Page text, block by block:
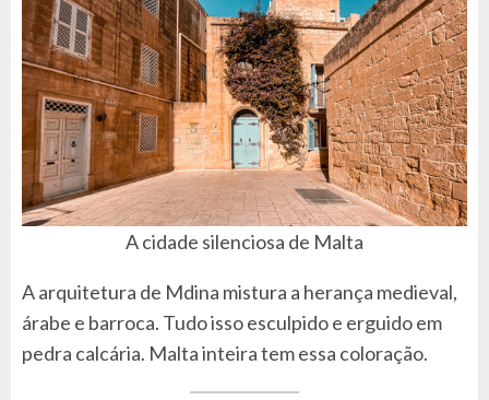
A cidade silenciosa de Malta
A arquitetura de Mdina mistura a herança medieval,
árabe e barroca. Tudo isso esculpido e erguido em
pedra calcária. Malta inteira tem essa coloração.